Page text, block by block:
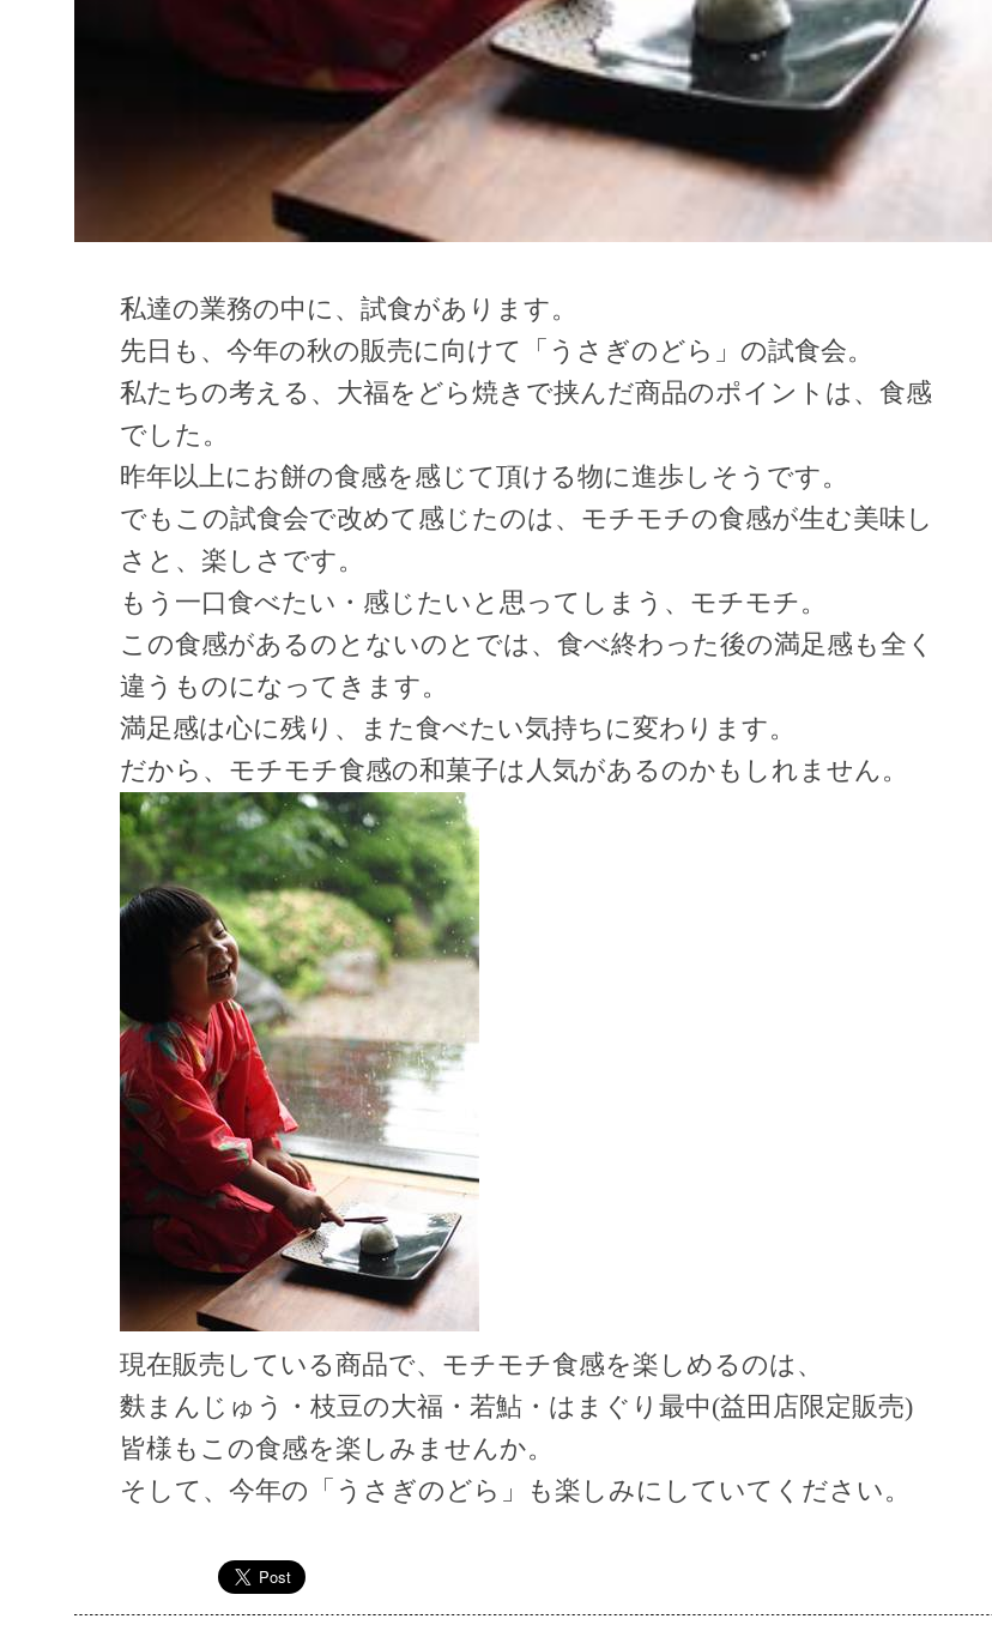
私達の業務の中に、試食があります。
先日も、今年の秋の販売に向けて「うさぎのどら」の試食会。
私たちの考える、大福をどら焼きで挟んだ商品のポイントは、食感
でした。
昨年以上にお餅の食感を感じて頂ける物に進歩しそうです。
でもこの試食会で改めて感じたのは、モチモチの食感が生む美味し
さと、楽しさです。
もう一口食べたい・感じたいと思ってしまう、モチモチ。
この食感があるのとないのとでは、食べ終わった後の満足感も全く
違うものになってきます。
満足感は心に残り、また食べたい気持ちに変わります。
だから、モチモチ食感の和菓子は人気があるのかもしれません。
現在販売している商品で、モチモチ食感を楽しめるのは、
麩まんじゅう・枝豆の大福・若鮎・はまぐり最中(益田店限定販売)
皆様もこの食感を楽しみませんか。
そして、今年の「うさぎのどら」も楽しみにしていてください。